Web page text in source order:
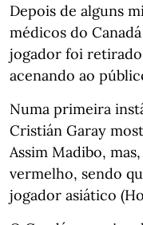
Depois de alguns
médicos do
jogador foi retirado
acenando ao
Numa primeira
Cristián Garay
Assim Madibo,
vermelho, sendo
jogador asiático